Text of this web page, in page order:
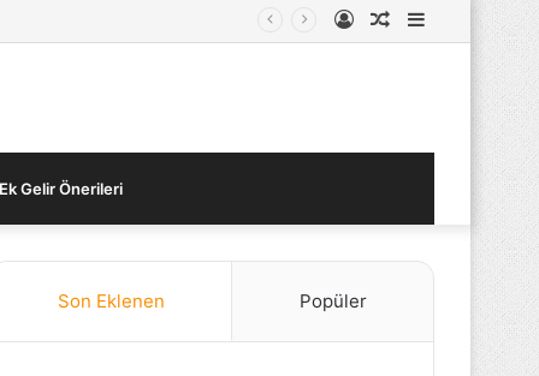
Kenar
Bölmesi
Rastgele
Kayıt
Ek Gelir Önerileri
Son Eklenen Popüler